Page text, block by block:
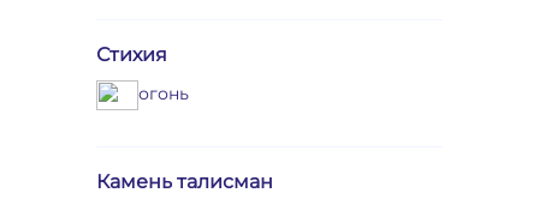
Стихия
огонь
Камень талисман